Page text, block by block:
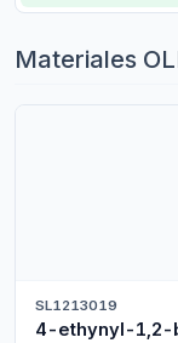
Materiales
SL1213019
4-ethynyl-1,2-